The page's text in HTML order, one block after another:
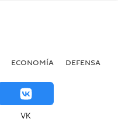
ECONOMÍA DEFENSA
VK